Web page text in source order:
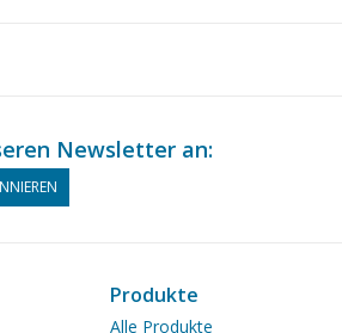
Newsletter an:
Produkte
Alle Produkte